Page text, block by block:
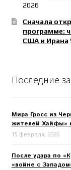
2026
Сначала
программе:
США и Ирана
Последние
Мира Гросс из
жителей Хайфы»
15 февраля, 2026
После удара по
«войне с